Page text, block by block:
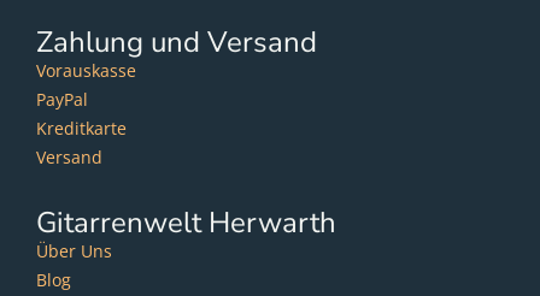
Zahlung und Versand
Vorauskasse
PayPal
Kreditkarte
Versand
Gitarrenwelt Herwarth
Über Uns
Blog